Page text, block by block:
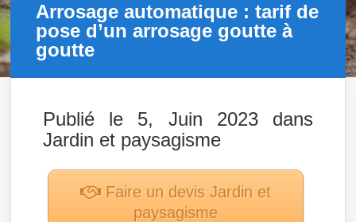
Arrosage automatique : tarif de
pose d’un arrosage goutte à
goutte
Publié le 5, Juin 2023 dans
Jardin et paysagisme
Faire un devis Jardin et
paysagisme